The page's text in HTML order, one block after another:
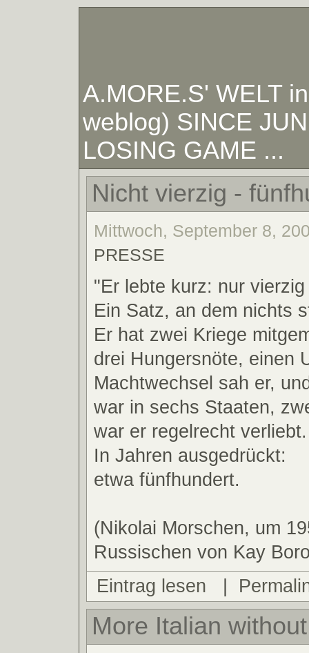
A.MORE.S' WELT
weblog) SINCE
LOSING GAME ...
Nicht vierzig -
Mittwoch, September 8,
PRESSE
"Er lebte kurz: nur
Ein Satz, an dem nichts
Er hat zwei Kriege
drei Hungersnöte, einen
Machtwechsel sah er,
war in sechs Staaten,
war er regelrecht verliebt.
In Jahren ausgedrückt:
etwa fünfhundert.
(Nikolai Morschen, um
Russischen von Kay
Eintrag lesen
More Italian